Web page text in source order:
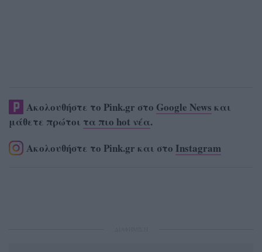
Ακολουθήστε το Pink.gr στο Google News και
μάθετε πρώτοι τα πιο hot νέα.
Ακολουθήστε το Pink.gr και στο Instagram